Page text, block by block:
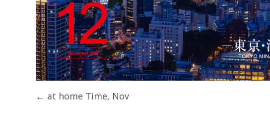
Post
← at home Time, Nov